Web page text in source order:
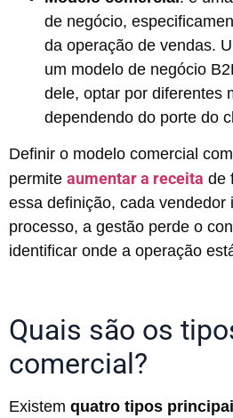
de negócio,
da operação de vendas.
um modelo de negócio
dele, optar por diferentes
dependendo do porte do
Definir o modelo comercial
permite aumentar a receita de
essa definição, cada vendedor
processo, a gestão perde o
identificar onde a operação
Quais são os
comercial?
Existem quatro tipos